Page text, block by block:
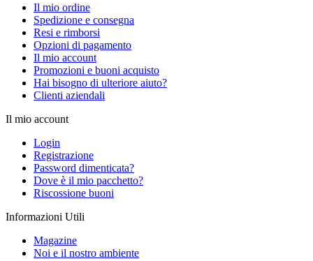
Il mio ordine
Spedizione e consegna
Resi e rimborsi
Opzioni di pagamento
Il mio account
Promozioni e buoni acquisto
Hai bisogno di ulteriore aiuto?
Clienti aziendali
Il mio account
Login
Registrazione
Password dimenticata?
Dove è il mio pacchetto?
Riscossione buoni
Informazioni Utili
Magazine
Noi e il nostro ambiente